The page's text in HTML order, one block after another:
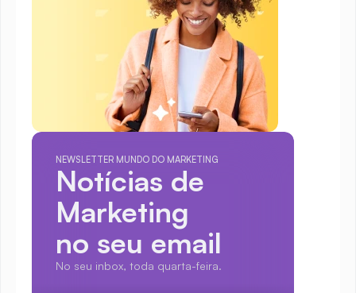
NEWSLETTER MUNDO DO MARKETING
Notícias de
Marketing
no seu email
No seu inbox, toda quarta-feira.